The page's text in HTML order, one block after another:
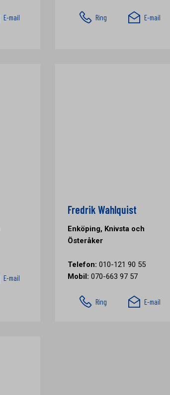
E-mail Ring E-mail
E-mail
Fredrik Wahlquist
Enköping, Knivsta och
Österåker
Telefon: 010-121 90 55
Mobil: 070-663 97 57
Ring E-mail